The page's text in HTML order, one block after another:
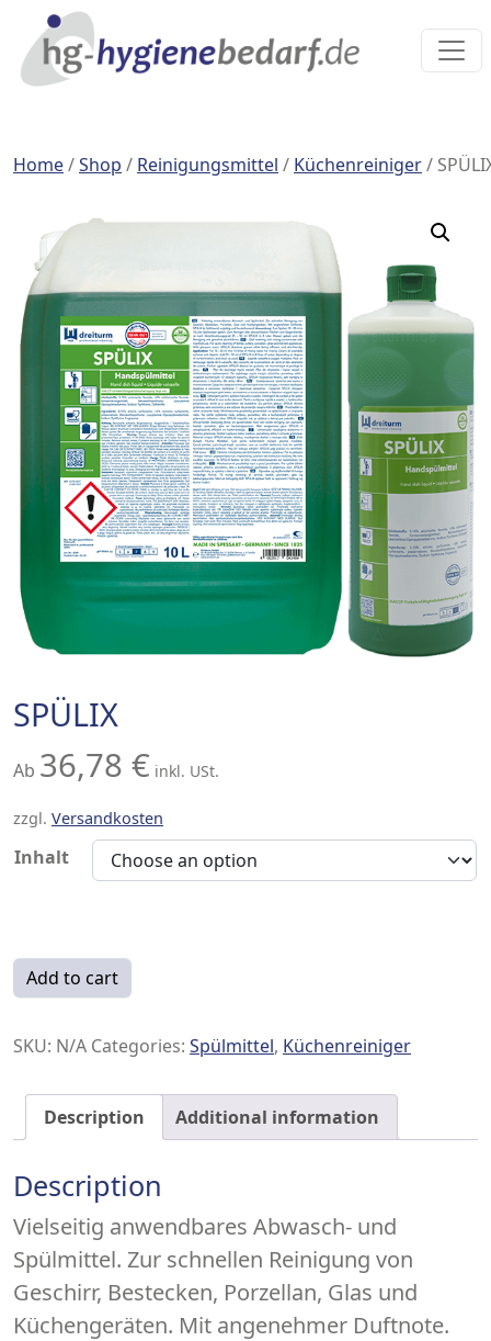
Home/Shop / Reinigungsmittel / Küchenreiniger/
SPÜLIX
Ab 36,78 € inkl. USt.
zzgl. Versandkosten
Inhalt
SPÜLIX quantity
Add to cart
SKU: N/A Categories: Spülmittel, Küchenreiniger
Description Additional information
Description
Vielseitig anwendbares Abwasch- und
Spülmittel. Zur schnellen Reinigung von
Geschirr, Bestecken, Porzellan, Glas und
Küchengeräten. Mit angenehmer Duftnote.